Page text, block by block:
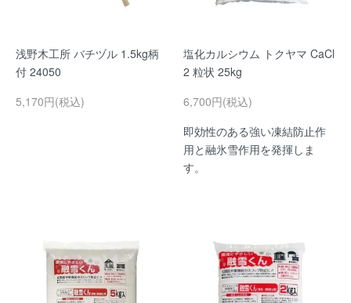
浅野木工所 バチヅル 1.5kg柄
付 24050
5,170円(税込)
塩化カルシウム トクヤマ CaCl
2 粒状 25kg
6,700円(税込)
即効性のある強い凍結防止作
用と融氷雪作用を発揮しま
す。